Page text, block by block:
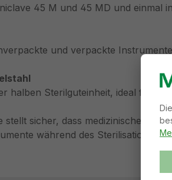
45 M und 45 MD und einmal
und verpackte Instrumente
halben Sterilguteinheit, ideal für
stellt sicher, dass medizinische
während des